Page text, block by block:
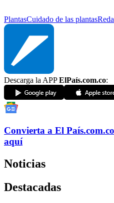
PlantasCuidado de las plantas
Descarga la APPElPaís.com.co:
Convierta a El País.com.co
aquí
Noticias
Destacadas